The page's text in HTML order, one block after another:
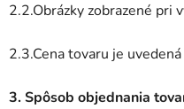
2.2.Obrázky zobrazené pri
2.3.Cena tovaru je
3. Spôsob objednania